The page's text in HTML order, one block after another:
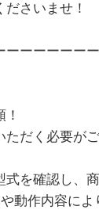
さいませ！
ーーーーー
だく必要がご
を確認し、
動作内容に